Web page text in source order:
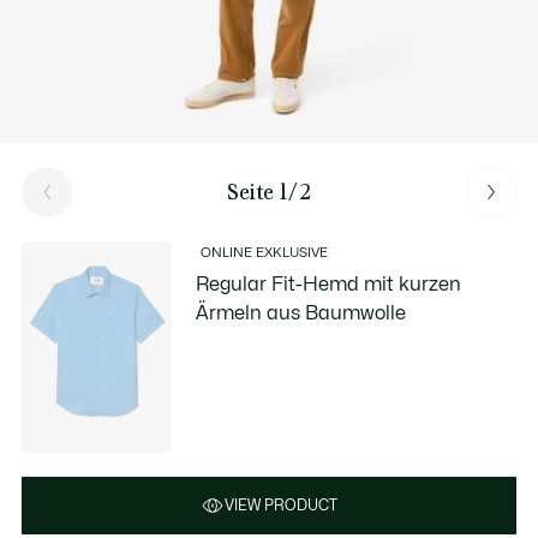
Seite 1/2
ONLINE EXKLUSIVE
Regular Fit-Hemd mit kurzen
Ärmeln aus Baumwolle
VIEW PRODUCT